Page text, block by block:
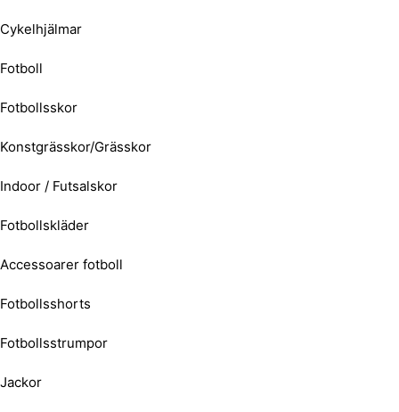
Cykelhjälmar
Fotboll
Fotbollsskor
Konstgrässkor/Grässkor
Indoor / Futsalskor
Fotbollskläder
Accessoarer fotboll
Fotbollsshorts
Fotbollsstrumpor
Jackor